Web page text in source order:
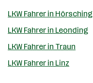
LKW Fahrer in Hörsching
LKW Fahrer in Leonding
LKW Fahrer in Traun
LKW Fahrer in Linz